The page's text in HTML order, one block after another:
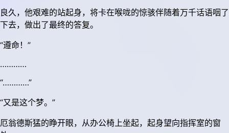
良久，他艰难的站起身，将卡在喉咙的惊骇伴随着万千话语咽了
下去，做出了最终的答复。
“遵命！”
…………
“…………”
“又是这个梦。”
厄翁德斯猛的睁开眼，从办公椅上坐起，起身望向指挥室的窗